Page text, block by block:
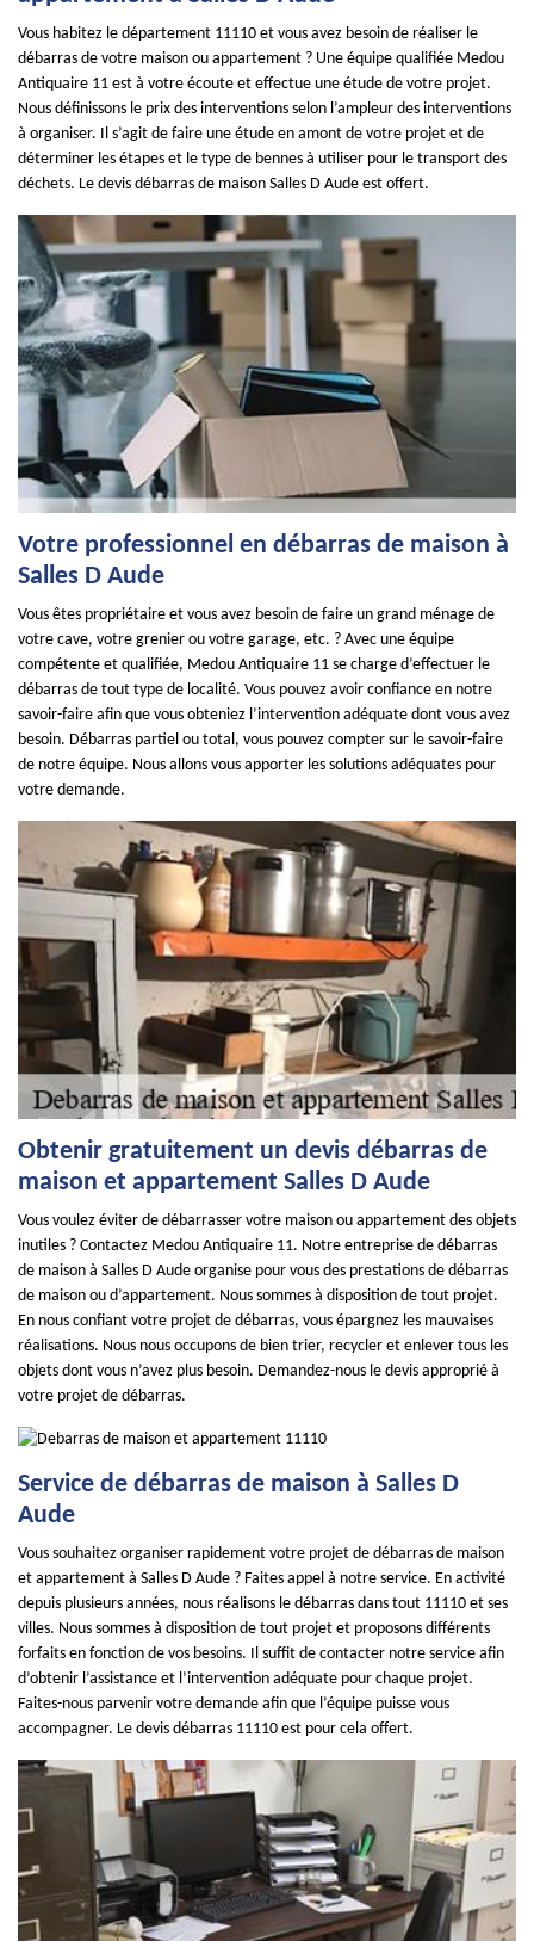
Vous habitez le département 11110 et vous avez besoin de réaliser le
débarras de votre maison ou appartement ? Une équipe qualifiée Medou
Antiquaire 11 est à votre écoute et effectue une étude de votre projet.
Nous définissons le prix des interventions selon l’ampleur des interventions
à organiser. Il s’agit de faire une étude en amont de votre projet et de
déterminer les étapes et le type de bennes à utiliser pour le transport des
déchets. Le devis débarras de maison Salles D Aude est offert.
Votre professionnel en débarras de maison à
Salles D Aude
Vous êtes propriétaire et vous avez besoin de faire un grand ménage de
votre cave, votre grenier ou votre garage, etc. ? Avec une équipe
compétente et qualifiée, Medou Antiquaire 11 se charge d’effectuer le
débarras de tout type de localité. Vous pouvez avoir confiance en notre
savoir-faire afin que vous obteniez l’intervention adéquate dont vous avez
besoin. Débarras partiel ou total, vous pouvez compter sur le savoir-faire
de notre équipe. Nous allons vous apporter les solutions adéquates pour
votre demande.
Obtenir gratuitement un devis débarras de
maison et appartement Salles D Aude
Vous voulez éviter de débarrasser votre maison ou appartement des objets
inutiles ? Contactez Medou Antiquaire 11. Notre entreprise de débarras
de maison à Salles D Aude organise pour vous des prestations de débarras
de maison ou d’appartement. Nous sommes à disposition de tout projet.
En nous confiant votre projet de débarras, vous épargnez les mauvaises
réalisations. Nous nous occupons de bien trier, recycler et enlever tous les
objets dont vous n’avez plus besoin. Demandez-nous le devis approprié à
votre projet de débarras.
Service de débarras de maison à Salles D
Aude
Vous souhaitez organiser rapidement votre projet de débarras de maison
et appartement à Salles D Aude ? Faites appel à notre service. En activité
depuis plusieurs années, nous réalisons le débarras dans tout 11110 et ses
villes. Nous sommes à disposition de tout projet et proposons différents
forfaits en fonction de vos besoins. Il suffit de contacter notre service afin
d’obtenir l’assistance et l’intervention adéquate pour chaque projet.
Faites-nous parvenir votre demande afin que l’équipe puisse vous
accompagner. Le devis débarras 11110 est pour cela offert.